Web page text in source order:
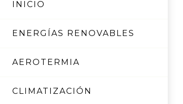
INICIO
ENERGÍAS RENOVABLES
AEROTERMIA
CLIMATIZACIÓN